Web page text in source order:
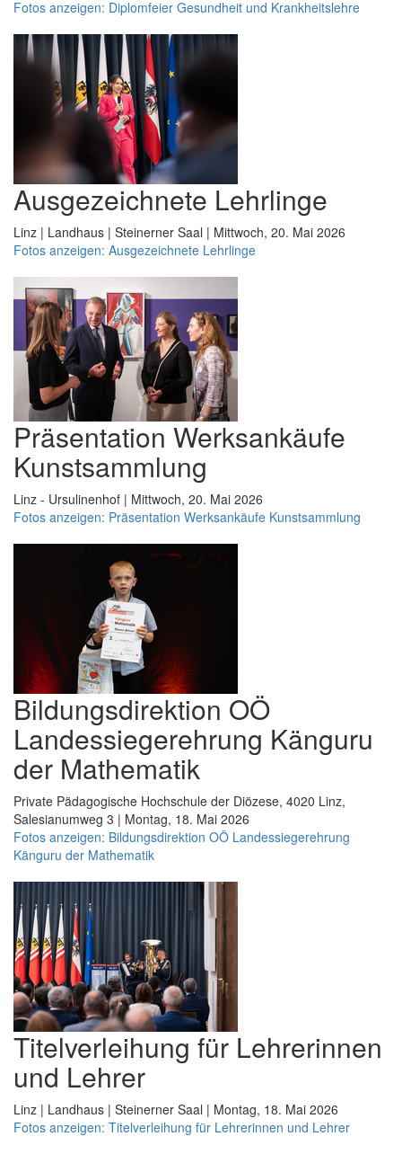
Fotos anzeigen: Diplomfeier Gesundheit und Krankheitslehre
Ausgezeichnete Lehrlinge
Linz | Landhaus | Steinerner Saal | Mittwoch, 20. Mai 2026
Fotos anzeigen: Ausgezeichnete Lehrlinge
Präsentation Werksankäufe
Kunstsammlung
Linz - Ursulinenhof | Mittwoch, 20. Mai 2026
Fotos anzeigen: Präsentation Werksankäufe Kunstsammlung
Bildungsdirektion OÖ
Landessiegerehrung Känguru
der Mathematik
Private Pädagogische Hochschule der Diözese, 4020 Linz,
Salesianumweg 3 | Montag, 18. Mai 2026
Fotos anzeigen: Bildungsdirektion OÖ Landessiegerehrung
Känguru der Mathematik
Titelverleihung für Lehrerinnen
und Lehrer
Linz | Landhaus | Steinerner Saal | Montag, 18. Mai 2026
Fotos anzeigen: Titelverleihung für Lehrerinnen und Lehrer